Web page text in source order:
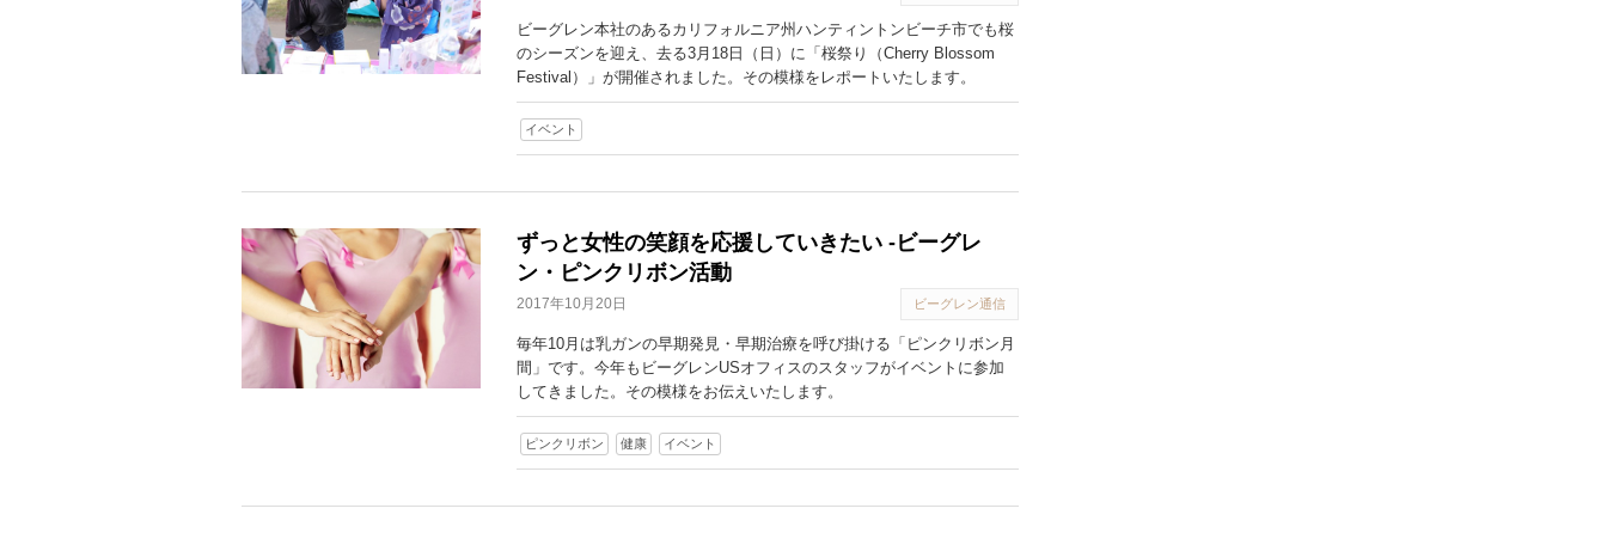
ビーグレン本社のあるカリフォルニア州ハンティントンビーチ市でも桜
のシーズンを迎え、去る3月18日（日）に「桜祭り（Cherry Blossom
Festival）」が開催されました。その模様をレポートいたします。
イベント
ずっと女性の笑顔を応援していきたい -ビーグレ
ン・ピンクリボン活動
2017年10月20日 ビーグレン通信
毎年10月は乳ガンの早期発見・早期治療を呼び掛ける「ピンクリボン月
間」です。今年もビーグレンUSオフィスのスタッフがイベントに参加
してきました。その模様をお伝えいたします。
ピンクリボン 健康 イベント